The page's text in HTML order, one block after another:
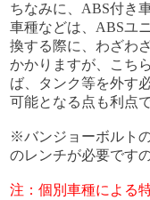
ちなみに、ABS付き
車種などは、ABSユ
換する際に、わざわ
かかりますが、こち
ば、タンク等を外す
可能となる点も利点で
※バンジョーボルト
のレンチが必要です
注：個別車種による